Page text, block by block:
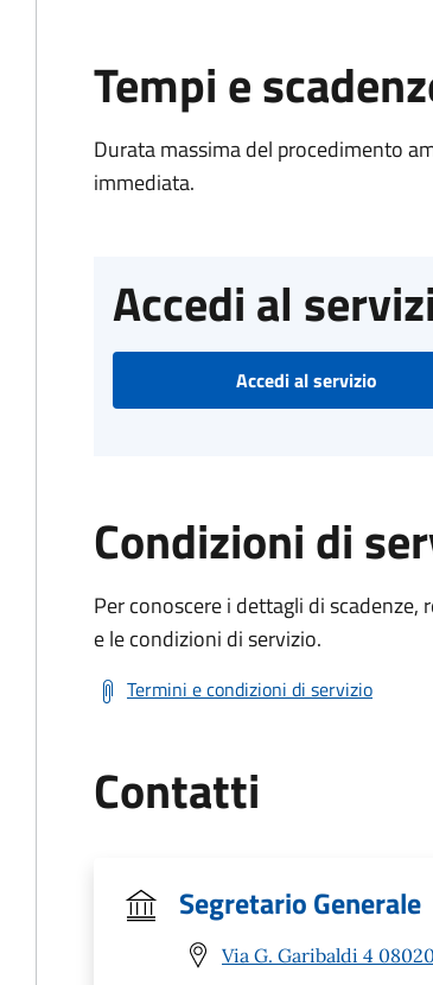
Tempi e
Durata massima del procedimento
immediata.
Accedi al
Accedi al servizio
Condizioni di
Per conoscere i dettagli di
e le condizioni di servizio.
Termini e condizioni di servizio
Contatti
Segretario Generale
Via G. Garibaldi 4